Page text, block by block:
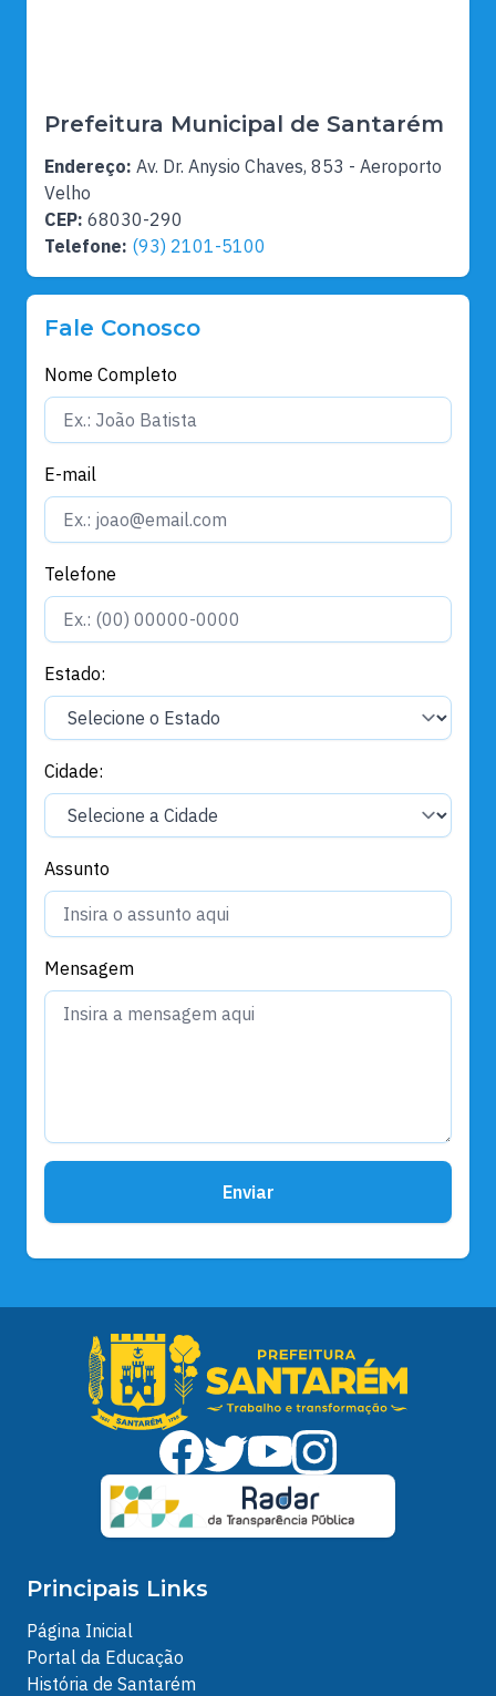
Prefeitura Municipal de Santarém
Endereço: Av. Dr. Anysio Chaves, 853 - Aeroporto
Velho
CEP: 68030-290
Telefone: (93) 2101-5100
Fale Conosco
Nome Completo
E-mail
Telefone
Estado:
Cidade:
Assunto
Mensagem
Enviar
Principais Links
Página Inicial
Portal da Educação
História de Santarém